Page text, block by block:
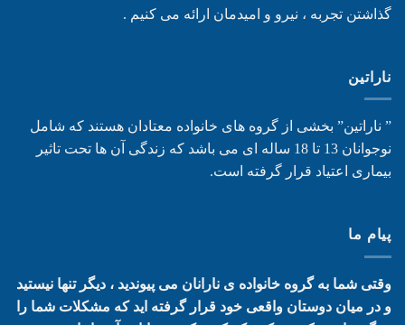
گذاشتن تجربه ، نیرو و امیدمان ارائه می کنیم .
ناراتین
” ناراتین” بخشی از گروه های خانواده معتادان هستند که شامل
نوجوانان 13 تا 18 ساله ای می باشد که زندگی آن ها تحت تاثیر
بیماری اعتیاد قرار گرفته است.
پیام ما
وقتی شما به گروه خانواده ی نارانان می پیوندید ، دیگر تنها نیستید
و در میان دوستان واقعی خود قرار گرفته اید که مشکلات شما را